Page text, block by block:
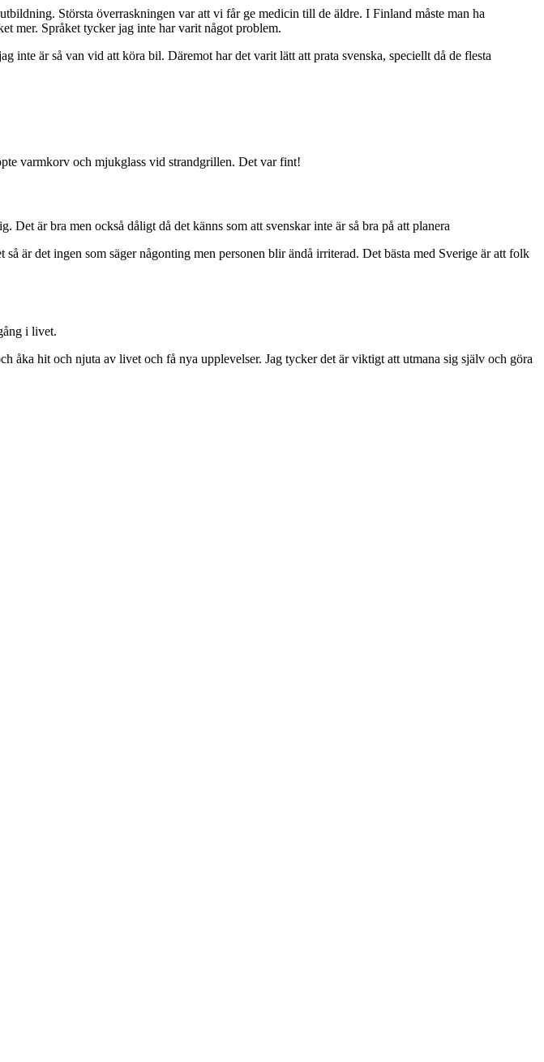
Största överraskningen var att vi får ge medicin till de äldre. I Finland måste man ha
mer. Språket tycker jag inte har varit något problem.
är så van vid att köra bil. Däremot har det varit lätt att prata svenska, speciellt då de flesta
varmkorv och mjukglass vid strandgrillen. Det var fint!
är bra men också dåligt då det känns som att svenskar inte är så bra på att planera
är det ingen som säger någonting men personen blir ändå irriterad. Det bästa med Sverige är att folk
i livet.
åka hit och njuta av livet och få nya upplevelser. Jag tycker det är viktigt att utmana sig själv och göra